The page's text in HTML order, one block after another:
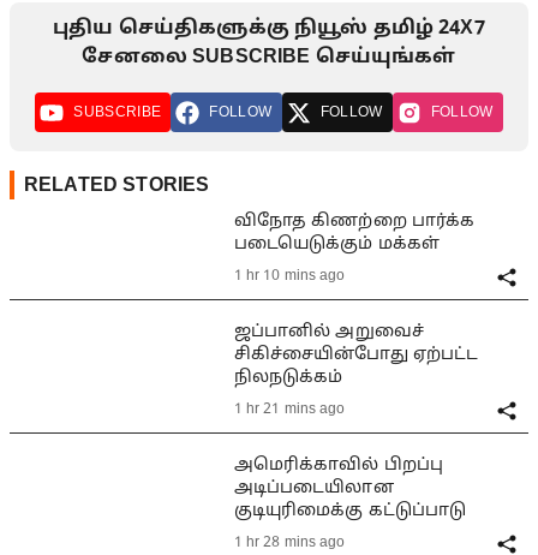
புதிய செய்திகளுக்கு நியூஸ் தமிழ் 24X7
சேனலை SUBSCRIBE செய்யுங்கள்
SUBSCRIBE FOLLOW FOLLOW FOLLOW
RELATED STORIES
விநோத கிணற்றை பார்க்க
படையெடுக்கும் மக்கள்
1 hr 10 mins ago
ஜப்பானில் அறுவைச்
சிகிச்சையின்போது ஏற்பட்ட
நிலநடுக்கம்
1 hr 21 mins ago
அமெரிக்காவில் பிறப்பு
அடிப்படையிலான
குடியுரிமைக்கு கட்டுப்பாடு
1 hr 28 mins ago